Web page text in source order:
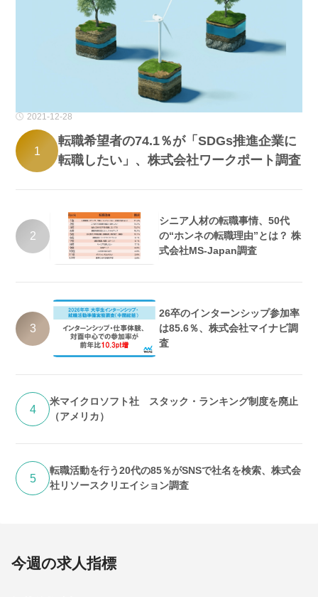
2021-12-28
1
転職希望者の74.1％が「SDGs推進企業に
転職したい」、株式会社ワークポート調査
2
シニア人材の転職事情、50代
の“ホンネの転職理由”とは？ 株
式会社MS-Japan調査
3
26卒のインターンシップ参加率
は85.6％、株式会社マイナビ調
査
4
米マイクロソフト社 スタック・ランキング制度を廃止
（アメリカ）
5
転職活動を行う20代の85％がSNSで社名を検索、株式会
社リソースクリエイション調査
今週の求人指標